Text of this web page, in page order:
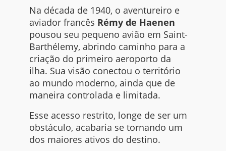
Na década de 1940, o aventureiro e
aviador francês Rémy de Haenen
pousou seu pequeno avião em Saint-
Barthélemy, abrindo caminho para a
criação do primeiro aeroporto da
ilha. Sua visão conectou o território
ao mundo moderno, ainda que de
maneira controlada e limitada.
Esse acesso restrito, longe de ser um
obstáculo, acabaria se tornando um
dos maiores ativos do destino.